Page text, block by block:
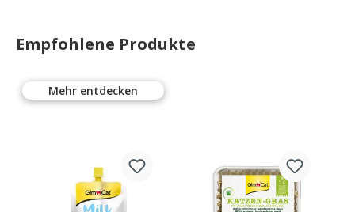
Empfohlene Produkte
Mehr entdecken